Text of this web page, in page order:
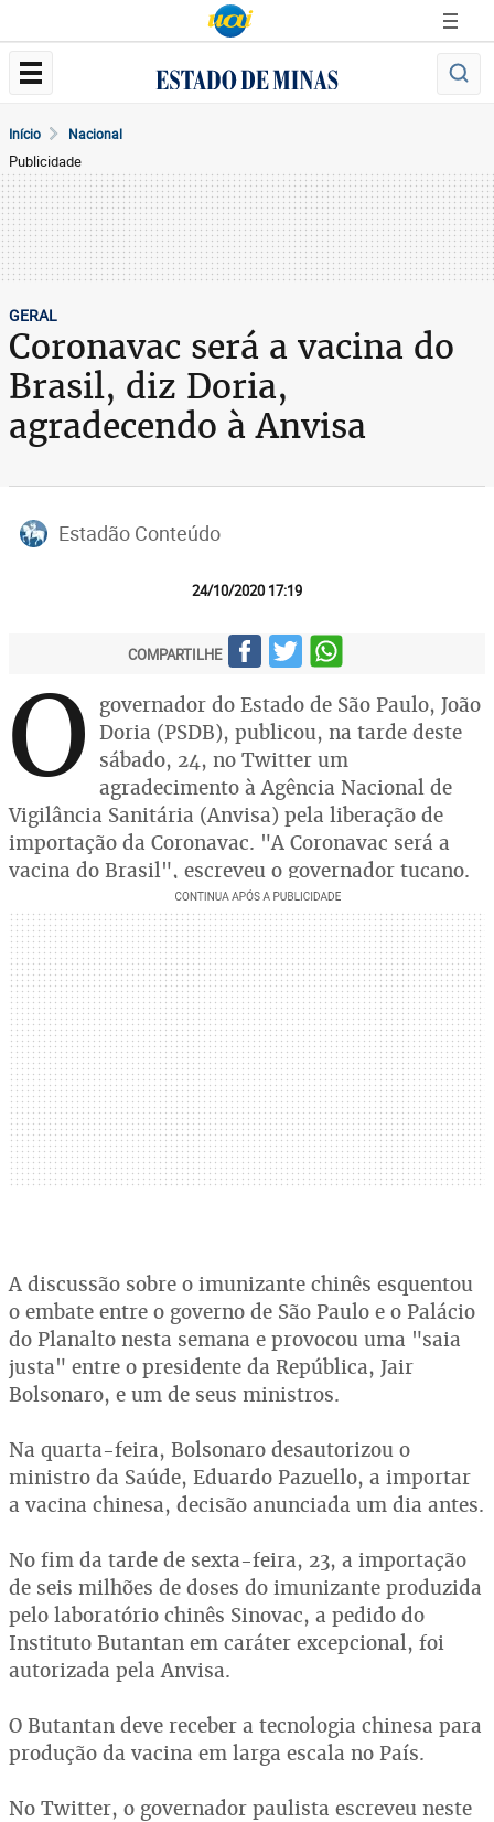
Início Nacional
Publicidade
GERAL
Coronavac será a vacina do
Brasil, diz Doria,
agradecendo à Anvisa
Estadão Conteúdo
24/10/2020 17:19
COMPARTILHE
O
governador do Estado de São Paulo, João
Doria (PSDB), publicou, na tarde deste
sábado, 24, no Twitter um
agradecimento à Agência Nacional de
Vigilância Sanitária (Anvisa) pela liberação de
importação da Coronavac. "A Coronavac será a
vacina do Brasil", escreveu o governador tucano.
A discussão sobre o imunizante chinês esquentou
o embate entre o governo de São Paulo e o Palácio
do Planalto nesta semana e provocou uma "saia
justa" entre o presidente da República, Jair
Bolsonaro, e um de seus ministros.
Na quarta-feira, Bolsonaro desautorizou o
ministro da Saúde, Eduardo Pazuello, a importar
a vacina chinesa, decisão anunciada um dia antes.
No fim da tarde de sexta-feira, 23, a importação
de seis milhões de doses do imunizante produzida
pelo laboratório chinês Sinovac, a pedido do
Instituto Butantan em caráter excepcional, foi
autorizada pela Anvisa.
O Butantan deve receber a tecnologia chinesa para
produção da vacina em larga escala no País.
No Twitter, o governador paulista escreveu neste